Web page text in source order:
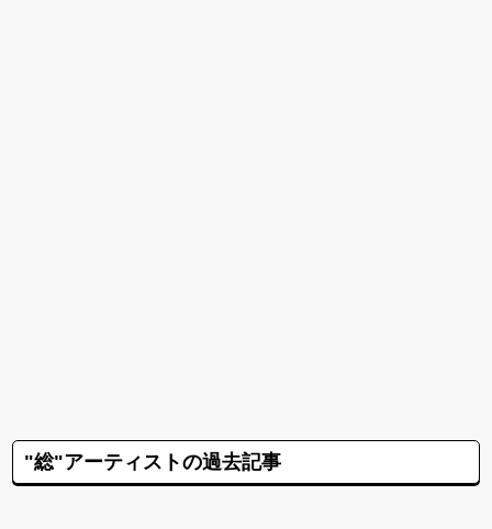
"総"アーティストの過去記事